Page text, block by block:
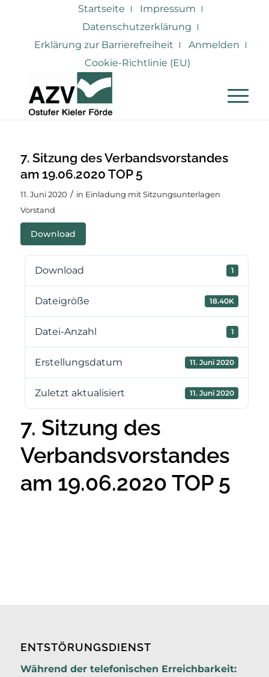
Startseite
Impressum
Datenschutzerklärung
Erklärung zur Barrierefreiheit
Anmelden
Cookie-Richtlinie (EU)
7. Sitzung des Verbandsvorstandes
am 19.06.2020 TOP 5
11. Juni 2020 / in Einladung mit Sitzungsunterlagen
Vorstand
Download
Download 1
Dateigröße 18.40K
Datei-Anzahl 1
Erstellungsdatum 11. Juni 2020
Zuletzt aktualisiert 11. Juni 2020
7. Sitzung des
Verbandsvorstandes
am 19.06.2020 TOP 5
ENTSTÖRUNGSDIENST
Während der telefonischen Erreichbarkeit: